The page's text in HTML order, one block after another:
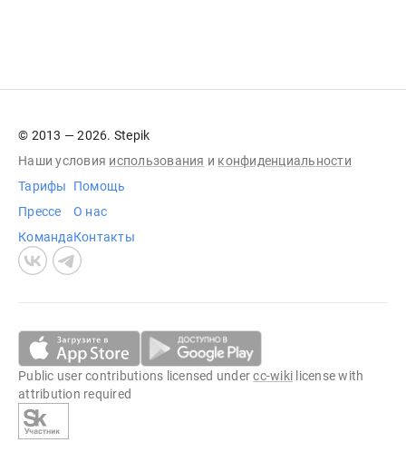
© 2013 — 2026. Stepik
Наши условия использования и конфиденциальности
Тарифы
Прессе
Команда
Помощь
О нас
Контакты
Public user contributions licensed undercc-wiki license with
attribution required